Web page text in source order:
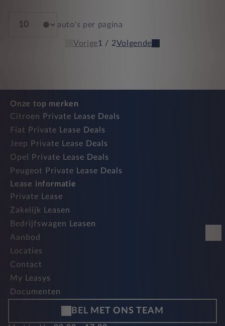
auto's per pagina
Vorige1 / 2Volgende
Onze top merken
Citroen Private Lease Deals
Fiat Private Lease Deals
Jeep Private Lease Deals
Opel Private Lease Deals
Peugeot Private Lease Deals
Lease informatie
Private Lease
Zakelijk Leasen
Bedrijfswagen Leasen
Aanbod
Locaties
Contact
My Leasys
Documenten
BEL MET ONS TEAM